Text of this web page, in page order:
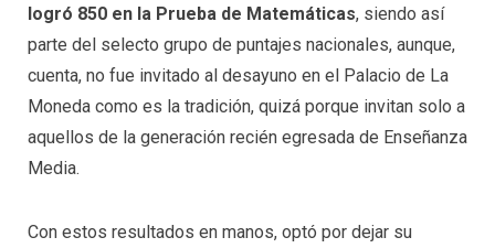
logró 850 en la Prueba de Matemáticas, siendo así
parte del selecto grupo de puntajes nacionales, aunque,
cuenta, no fue invitado al desayuno en el Palacio de La
Moneda como es la tradición, quizá porque invitan solo a
aquellos de la generación recién egresada de Enseñanza
Media.
Con estos resultados en manos, optó por dejar su